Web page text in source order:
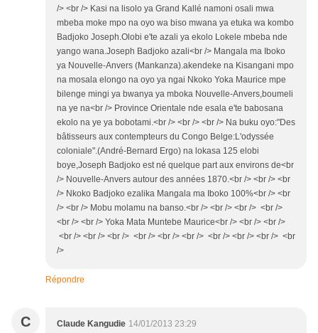
/> <br /> Kasi na lisolo ya Grand Kallé namoni osali mwa
mbeba moke mpo na oyo wa biso mwana ya etuka wa kombo
Badjoko Joseph.Olobi e'te azali ya ekolo Lokele mbeba nde
yango wana.Joseph Badjoko azali<br /> Mangala ma Iboko
ya Nouvelle-Anvers (Mankanza).akendeke na Kisangani mpo
na mosala elongo na oyo ya ngai Nkoko Yoka Maurice mpe
bilenge mingi ya bwanya ya mboka Nouvelle-Anvers,boumeli
na ye na<br /> Province Orientale nde esala e'te babosana
ekolo na ye ya bobotami.<br /> <br /> <br /> Na buku oyo:"Des
bâtisseurs aux contempteurs du Congo Belge:L'odyssée
coloniale".(André-Bernard Ergo) na lokasa 125 elobi
boye,Joseph Badjoko est né quelque part aux environs de<br
/> Nouvelle-Anvers autour des années 1870.<br /> <br /> <br
/> Nkoko Badjoko ezalika Mangala ma Iboko 100%<br /> <br
/> <br /> Mobu molamu na banso.<br /> <br /> <br /> <br />
<br /> <br /> Yoka Mata Muntebe Maurice<br /> <br /> <br />
<br /> <br /> <br /> <br /> <br /> <br /> <br /> <br /> <br /> <br
/>
Répondre
C Claude Kangudie 14/01/2013 23:29